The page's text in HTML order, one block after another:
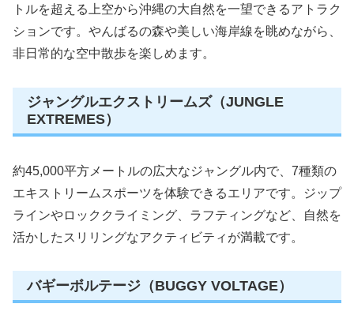
トルを超える上空から沖縄の大自然を一望できるアトラク
ションです。やんばるの森や美しい海岸線を眺めながら、
非日常的な空中散歩を楽しめます。
ジャングルエクストリームズ（JUNGLE
EXTREMES）
約45,000平方メートルの広大なジャングル内で、7種類の
エキストリームスポーツを体験できるエリアです。ジップ
ラインやロッククライミング、ラフティングなど、自然を
活かしたスリリングなアクティビティが満載です。
バギーボルテージ（BUGGY VOLTAGE）